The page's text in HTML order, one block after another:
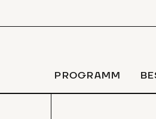
PROGRAMM